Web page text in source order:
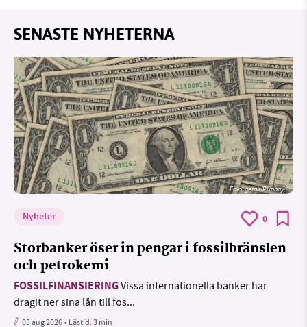
SENASTE NYHETERNA
Foto:geralt/Pixabay
Nyheter 0
Storbanker öser in pengar i fossilbränslen
och petrokemi
FOSSILFINANSIERINGVissa internationella banker har
dragit ner sina lån till fos...
03 aug 2026• Lästid:3 min